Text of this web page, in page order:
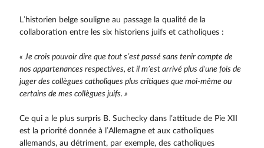
L’historien belge souligne au passage la qualité de la
collaboration entre les six historiens juifs et catholiques :
« Je crois pouvoir dire que tout s’est passé sans tenir compte de
nos appartenances respectives, et il m’est arrivé plus d’une fois de
juger des collègues catholiques plus critiques que moi-même ou
certains de mes collègues juifs. »
Ce qui a le plus surpris B. Suchecky dans l’attitude de Pie XII
est la priorité donnée à l’Allemagne et aux catholiques
allemands, au détriment, par exemple, des catholiques